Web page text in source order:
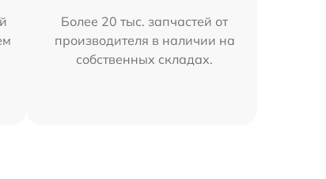
Более 20 тыс. запчастей от
производителя в наличии на
собственных складах.